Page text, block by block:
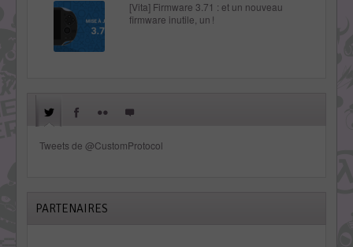
[Vita] Firmware 3.71 : et un nouveau
firmware inutile, un !
Tweets de @CustomProtocol
PARTENAIRES